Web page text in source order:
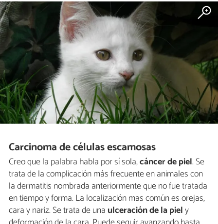
Carcinoma de células escamosas
Creo que la palabra habla por sí sola,cáncer de piel. Se
trata de la complicación más frecuente en animales con
la dermatitis nombrada anteriormente que no fue tratada
en tiempo y forma. La localización mas común es orejas,
cara y nariz. Se trata de una ulceración de la piely